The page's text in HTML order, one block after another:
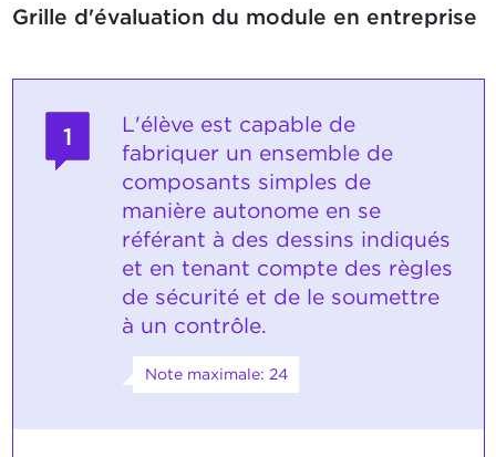
Grille d'évaluation du module en entreprise
1
L'élève est capable de
fabriquer un ensemble de
composants simples de
manière autonome en se
référant à des dessins indiqués
et en tenant compte des règles
de sécurité et de le soumettre
à un contrôle.
Note maximale: 24